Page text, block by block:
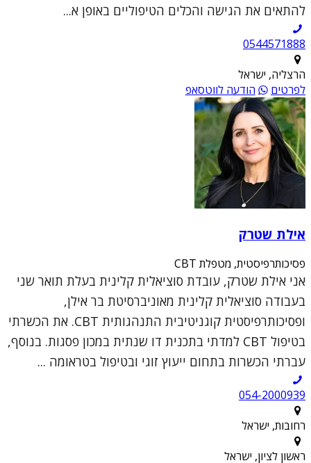
להתאים את הגישה והכלים הטיפוליים באופן א...
0544571888
הרצליה, ישראל
לפרטים
הודעה לווטסאפ
אילת שטרק
פסיכותרפיסטית, מטפלת CBT
אני אילת שטרק, עובדת סוציאלית קלינית בעלת תואר שני
בעבודה סוציאלית קלינית מאוניברסיטת בר אילן,
ופסיכותרפיסטית קוגניטיבית התנהגותית CBT. את הכשרתי
בטיפול CBT למדתי בתכנית דו שנתית במכון פסגות. בנוסף,
עברתי הכשרות בתחום ייעוץ זוגי ובטיפול בטראומה ...
054-2000939
רחובות, ישראל
ראשון לציון, ישראל